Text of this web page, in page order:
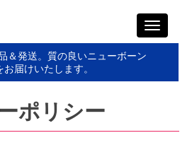
Toggle
＆発送。質の良いニューボーン
届けいたします。
ポリシー